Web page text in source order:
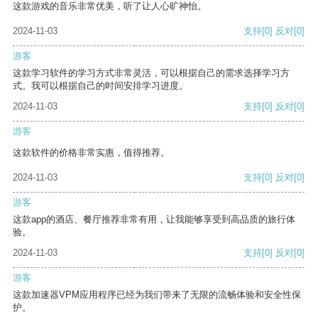
这款游戏的音乐非常优美，听了让人心旷神怡。
2024-11-03 支持[0] 反对[0]
游客
这款学习软件的学习方式非常灵活，可以根据自己的需求选择学习方
式。我可以根据自己的时间安排学习进度。
2024-11-03
支持[0] 反对[0]
游客
这款软件的价格非常实惠，值得推荐。
2024-11-03 支持[0] 反对[0]
游客
这款app的酒店、餐厅推荐非常有用，让我能够享受到高品质的旅行体
验。
2024-11-03
支持[0] 反对[0]
游客
这款加速器VPM应用程序已经为我们带来了无限的流畅体验和安全性保
护。